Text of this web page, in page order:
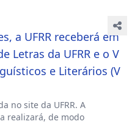
a UFRR receberá em
Letras da UFRR e o V
e Literários (V
no site da UFRR. A
realizará, de modo